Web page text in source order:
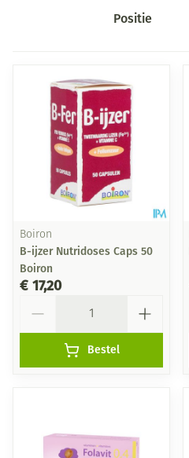
Sorteer op:
Boiron
B-ijzer Nutridoses Caps 50
Boiron
€ 17,20
Bestel